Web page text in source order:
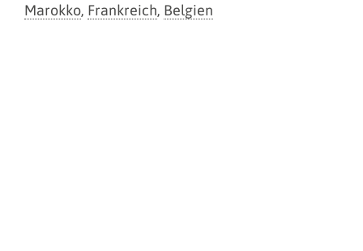
Marokko, Frankreich, Belgien